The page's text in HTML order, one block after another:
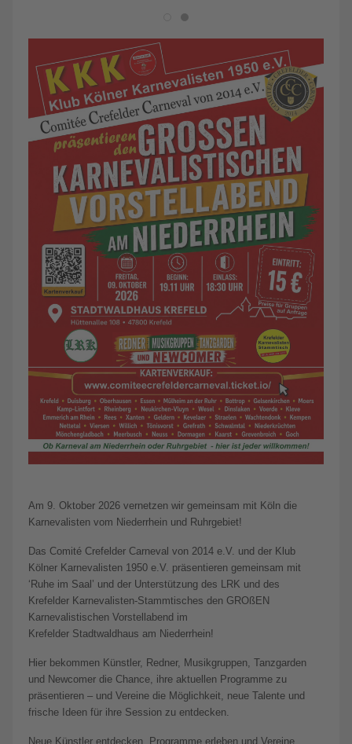
Am 9. Oktober 2026 vernetzen wir gemeinsam mit Köln die
Karnevalisten vom Niederrhein und Ruhrgebiet!
Das Comité Crefelder Carneval von 2014 e.V. und der Klub
Kölner Karnevalisten 1950 e.V. präsentieren gemeinsam mit
‘Ruhe im Saal’ und der Unterstützung des LRK und des
Krefelder Karnevalisten-Stammtisches den GROßEN
Karnevalistischen Vorstellabend im
Krefelder Stadtwaldhaus am Niederrhein!
Hier bekommen Künstler, Redner, Musikgruppen, Tanzgarden
und Newcomer die Chance, ihre aktuellen Programme zu
präsentieren – und Vereine die Möglichkeit, neue Talente und
frische Ideen für ihre Session zu entdecken.
Neue Künstler entdecken, Programme erleben und Vereine